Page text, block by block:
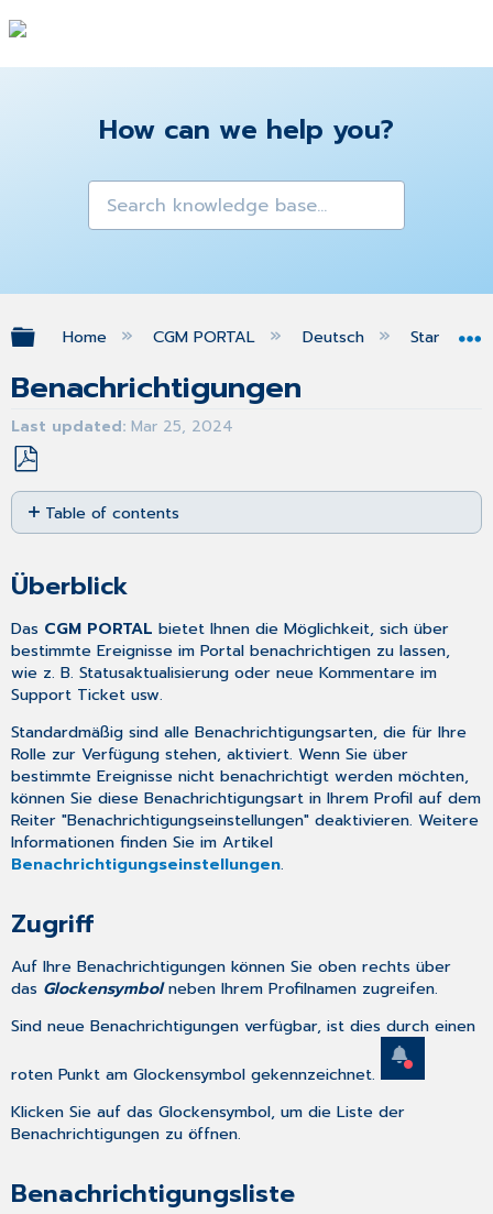
How can we help you?
Expand/collapse global hierarchy
Home CGM PORTAL Deutsch Startseite
Benachrichtigungen
Last updated Mar 25, 2024
Save
as
PDF
Table of contents
Benachrichtigungsliste
Mögliche
Einstellungen
und
Optionen
Einstellungen
für
die
Benachrichtigungsliste
Ausblenden/Einblenden
von
Benachrichtigungen
beobachteten
Überblick
Das CGM PORTAL bietet Ihnen die Möglichkeit, sich über
bestimmte Ereignisse im Portal benachrichtigen zu lassen,
wie z. B. Statusaktualisierung oder neue Kommentare im
Support Ticket usw.
Standardmäßig sind alle Benachrichtigungsarten, die für Ihre
Rolle zur Verfügung stehen, aktiviert. Wenn Sie über
bestimmte Ereignisse nicht benachrichtigt werden möchten,
können Sie diese Benachrichtigungsart in Ihrem Profil auf dem
Reiter "Benachrichtigungseinstellungen" deaktivieren. Weitere
Informationen finden Sie im Artikel
Benachrichtigungseinstellungen.
Zugriff
Auf Ihre Benachrichtigungen können Sie oben rechts über
das Glockensymbolneben Ihrem Profilnamen zugreifen.
Sind neue Benachrichtigungen verfügbar, ist dies durch einen
roten Punkt am Glockensymbol gekennzeichnet.
Klicken Sie auf das Glockensymbol, um die Liste der
Benachrichtigungen zu öffnen.
Benachrichtigungsliste